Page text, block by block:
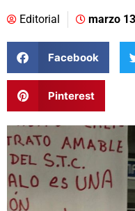
Editorial marzo
Facebook
Pinterest